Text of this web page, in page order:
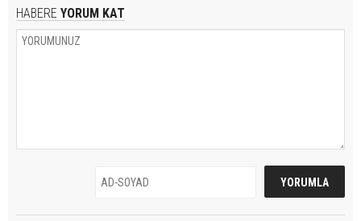
HABERE YORUM KAT